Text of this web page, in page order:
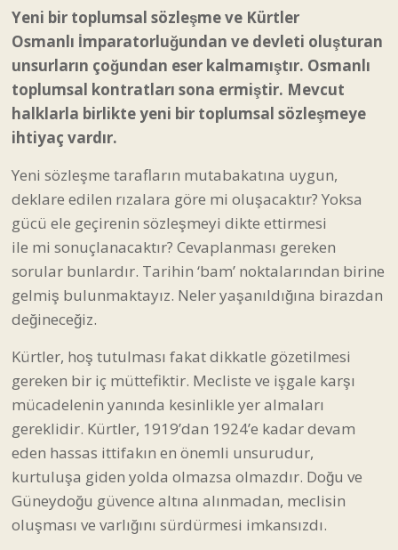
Yeni bir toplumsal sözleşme ve Kürtler
Osmanlı İmparatorluğundan ve devleti oluşturan
unsurların çoğundan eser kalmamıştır. Osmanlı
toplumsal kontratları sona ermiştir. Mevcut
halklarla birlikte yeni bir toplumsal sözleşmeye
ihtiyaç vardır.
Yeni sözleşme tarafların mutabakatına uygun,
deklare edilen rızalara göre mi oluşacaktır? Yoksa
gücü ele geçirenin sözleşmeyi dikte ettirmesi
ile mi sonuçlanacaktır? Cevaplanması gereken
sorular bunlardır. Tarihin ‘bam’ noktalarından birine
gelmiş bulunmaktayız. Neler yaşanıldığına birazdan
değineceğiz.
Kürtler, hoş tutulması fakat dikkatle gözetilmesi
gereken bir iç müttefiktir. Mecliste ve işgale karşı
mücadelenin yanında kesinlikle yer almaları
gereklidir. Kürtler, 1919’dan 1924’e kadar devam
eden hassas ittifakın en önemli unsurudur,
kurtuluşa giden yolda olmazsa olmazdır. Doğu ve
Güneydoğu güvence altına alınmadan, meclisin
oluşması ve varlığını sürdürmesi imkansızdı.